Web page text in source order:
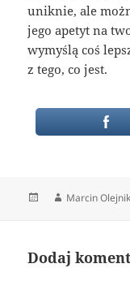
uniknie, ale
jego apetyt na
wymyślą coś
z tego, co jest.
Data Autor
Marcin Olejnik
Dodaj